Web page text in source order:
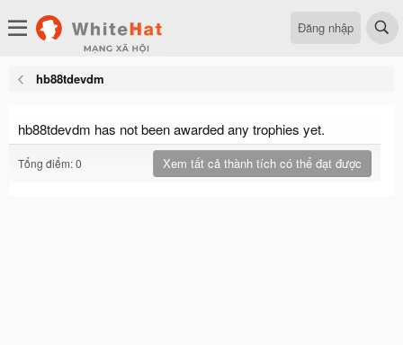
Đăng nhập
hb88tdevdm
hb88tdevdm has not been awarded any trophies yet.
Tổng điểm: 0 Xem tất cả thành tích có thể đạt được